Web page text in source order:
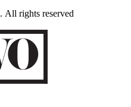
. All rights reserved